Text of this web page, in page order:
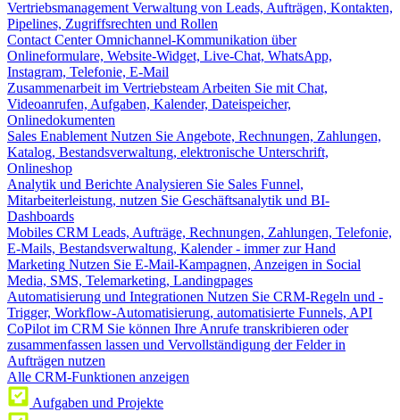
Vertriebsmanagement Verwaltung von Leads, Aufträgen, Kontakten,
Pipelines, Zugriffsrechten und Rollen
Contact Center Omnichannel-Kommunikation über
Onlineformulare, Website-Widget, Live-Chat, WhatsApp,
Instagram, Telefonie, E-Mail
Zusammenarbeit im Vertriebsteam Arbeiten Sie mit Chat,
Videoanrufen, Aufgaben, Kalender, Dateispeicher,
Onlinedokumenten
Sales Enablement Nutzen Sie Angebote, Rechnungen, Zahlungen,
Katalog, Bestandsverwaltung, elektronische Unterschrift,
Onlineshop
Analytik und Berichte Analysieren Sie Sales Funnel,
Mitarbeiterleistung, nutzen Sie Geschäftsanalytik und BI-
Dashboards
Mobiles CRM Leads, Aufträge, Rechnungen, Zahlungen, Telefonie,
E-Mails, Bestandsverwaltung, Kalender - immer zur Hand
Marketing Nutzen Sie E-Mail-Kampagnen, Anzeigen in Social
Media, SMS, Telemarketing, Landingpages
Automatisierung und Integrationen Nutzen Sie CRM-Regeln und -
Trigger, Workflow-Automatisierung, automatisierte Funnels, API
CoPilot im CRM Sie können Ihre Anrufe transkribieren oder
zusammenfassen lassen und Vervollständigung der Felder in
Aufträgen nutzen
Alle CRM-Funktionen anzeigen
Aufgaben und Projekte